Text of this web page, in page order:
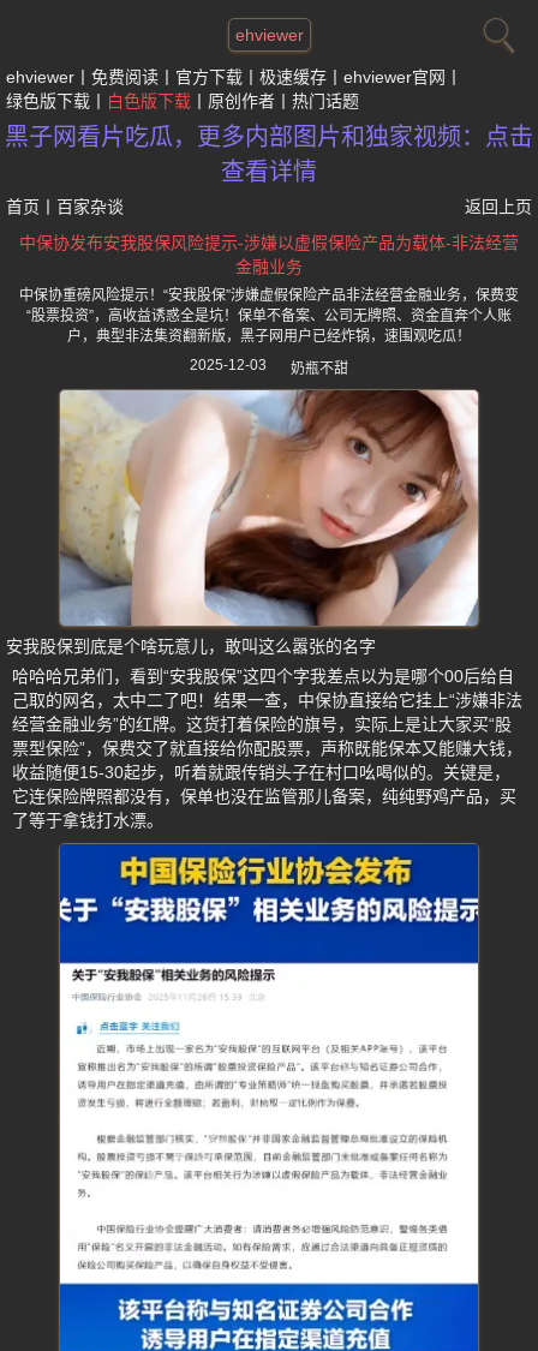
ehviewer
ehviewer 免费阅读 官方下载 极速缓存
ehviewer官网
绿色版下载
白色版下载 原创作者 热门话题
黑子网看片吃瓜，更多内部图片和独家视频：点击
查看详情
首页 百家杂谈
返回上页
中保协发布安我股保风险提示-涉嫌以虚假保险产品为载体-非法经营
金融业务
中保协重磅风险提示！“安我股保”涉嫌虚假保险产品非法经营金融业务，保费变
“股票投资”，高收益诱惑全是坑！保单不备案、公司无牌照、资金直奔个人账
户，典型非法集资翻新版，黑子网用户已经炸锅，速围观吃瓜！
2025-12-03
奶瓶不甜
安我股保到底是个啥玩意儿，敢叫这么嚣张的名字
哈哈哈兄弟们，看到“安我股保”这四个字我差点以为是哪个00后给自
己取的网名，太中二了吧！结果一查，中保协直接给它挂上“涉嫌非法
经营金融业务”的红牌。这货打着保险的旗号，实际上是让大家买“股
票型保险”，保费交了就直接给你配股票，声称既能保本又能赚大钱，
收益随便15-30起步，听着就跟传销头子在村口吆喝似的。关键是，
它连保险牌照都没有，保单也没在监管那儿备案，纯纯野鸡产品，买
了等于拿钱打水漂。